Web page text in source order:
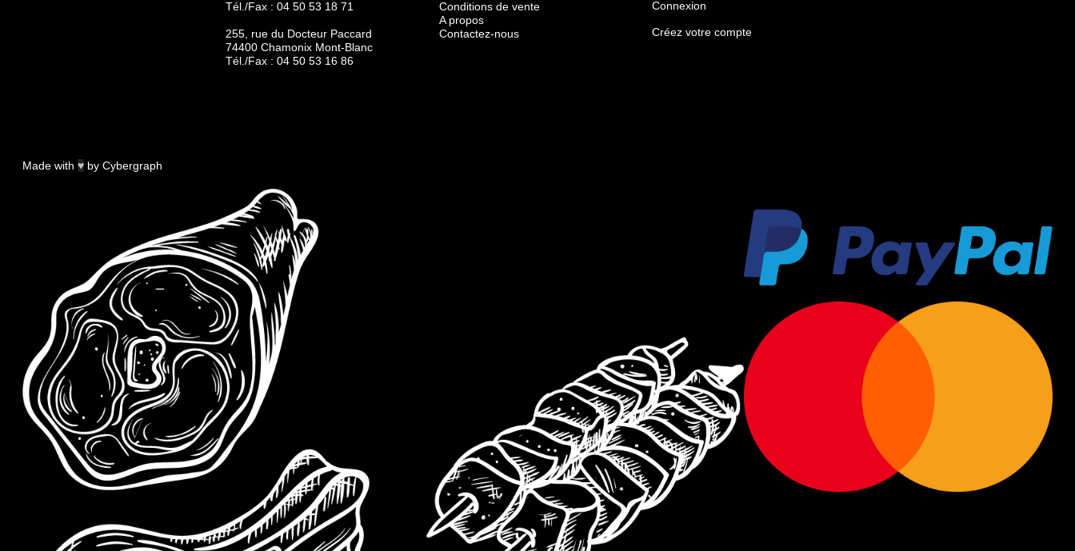
Tél./Fax : 04 50 53 18 71
255, rue du Docteur Paccard
74400 Chamonix Mont-Blanc
Tél./Fax : 04 50 53 16 86
Conditions de vente
A propos
Contactez-nous
Connexion
Créez votre compte
Made with ♥ by Cybergraph